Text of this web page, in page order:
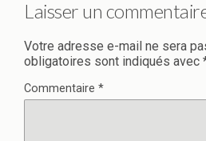
Laisser un
Votre adresse e-mail ne sera
obligatoires sont indiqués avec
Commentaire *